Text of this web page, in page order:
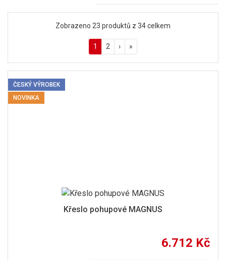
Zobrazeno 23 produktů z 34 celkem
1 2 › »
Křeslo pohupové MAGNUS
6.712 Kč
ČESKÝ VÝROBEK
NOVINKA